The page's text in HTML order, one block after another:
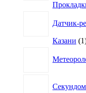
Датчик-
Казани 1